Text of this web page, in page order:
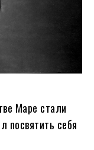
Маре стали
посвятить себя